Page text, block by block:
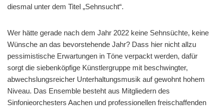
diesmal unter dem Titel „Sehnsucht“.
Wer hätte gerade nach dem Jahr 2022 keine Sehnsüchte, keine
Wünsche an das bevorstehende Jahr? Dass hier nicht allzu
pessimistische Erwartungen in Töne verpackt werden, dafür
sorgt die siebenköpfige Künstlergruppe mit beschwingter,
abwechslungsreicher Unterhaltungsmusik auf gewohnt hohem
Niveau. Das Ensemble besteht aus Mitgliedern des
Sinfonieorchesters Aachen und professionellen freischaffenden